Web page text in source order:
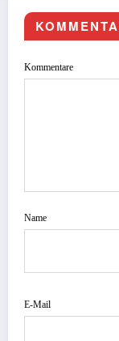
Kommentare
Name
E-Mail